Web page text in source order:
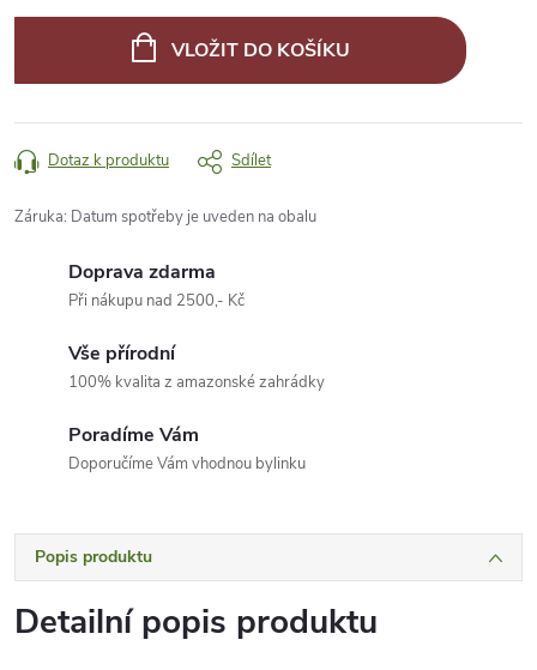
VLOŽIT DO KOŠÍKU
Dotaz k produktu Sdílet
Záruka: Datum spotřeby je uveden na obalu
Doprava zdarma
Při nákupu nad 2500,- Kč
Vše přírodní
100% kvalita z amazonské zahrádky
Poradíme Vám
Doporučíme Vám vhodnou bylinku
Popis produktu
Detailní popis produktu